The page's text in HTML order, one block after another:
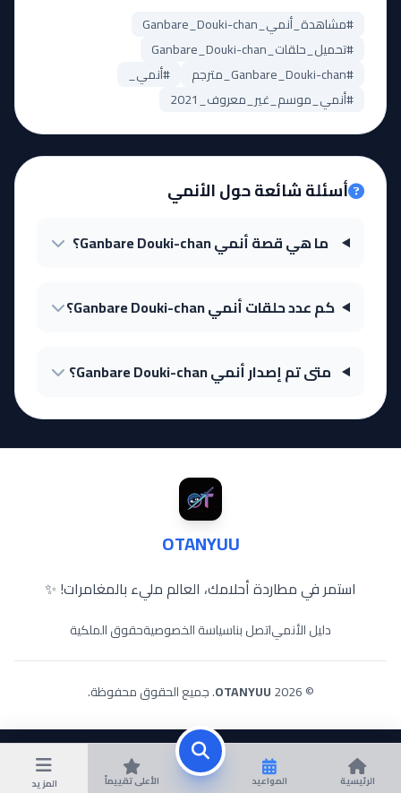
الرئيسية المواعيد الأعلى تقييماً المزيد
#مشاهدة_أنمي_Ganbare_Douki-chan
#تحميل_حلقات_Ganbare_Douki-chan
#Ganbare_Douki-chan_مترجم
#أنمي_
#أنمي_موسم_غير_معروف_2021
أسئلة شائعة حول الأنمي
ما هي قصة أنمي Ganbare Douki-chan؟
كم عدد حلقات أنمي Ganbare Douki-chan؟
متى تم إصدار أنمي Ganbare Douki-chan؟
OTANYUU
استمر في مطاردة أحلامك، العالم مليء بالمغامرات! ✨
دليل الأنمياتصل بناسياسة الخصوصيةحقوق الملكية
© 2026
OTANYUU. جميع الحقوق محفوظة.